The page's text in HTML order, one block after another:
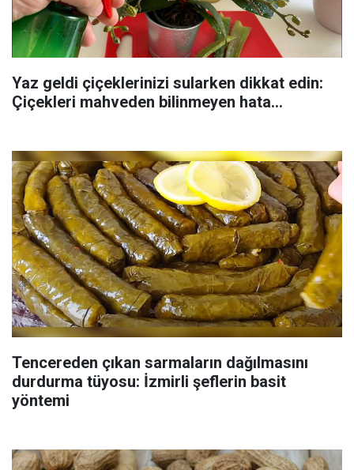
Yaz geldi çiçeklerinizi sularken dikkat edin:
Çiçekleri mahveden bilinmeyen hata...
Tencereden çıkan sarmaların dağılmasını
durdurma tüyosu: İzmirli şeflerin basit
yöntemi